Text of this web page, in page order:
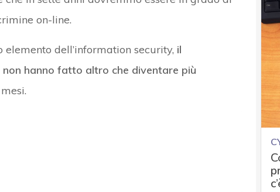
on-line.
dell’information security, il
hanno fatto altro che diventare più